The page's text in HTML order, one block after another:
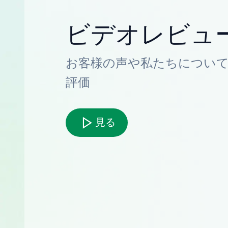
ビデオレビュ
お客様の声や私たちについ
評価
見る